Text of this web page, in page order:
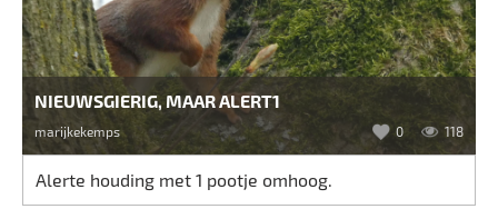
NIEUWSGIERIG, MAAR ALERT1
marijkekemps 0 118
Alerte houding met 1 pootje omhoog.